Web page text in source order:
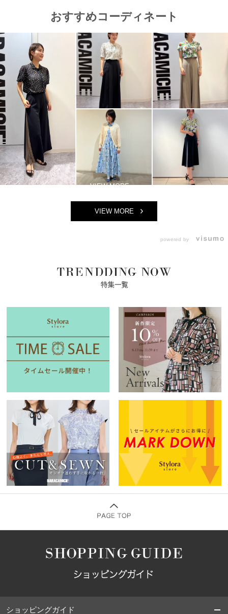
おすすめコーディネート
VIEW MORE
powered by
ショッピングガイド